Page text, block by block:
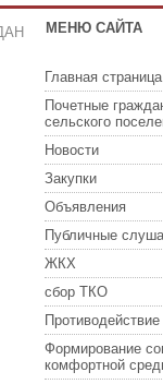
МЕНЮ САЙТА
Главная страница
Почетные
сельского
Новости
Закупки
Объявления
Публичные
ЖКХ
сбор ТКО
Формирование
комфортной